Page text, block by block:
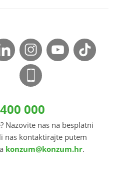
000
Nazovite nas na besplatni
nas kontaktirajte putem
konzum@konzum.hr.